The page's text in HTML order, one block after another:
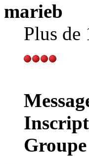
marieb
Plus de